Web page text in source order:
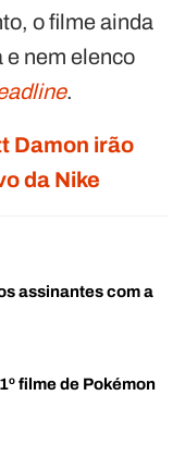
o filme ainda
e nem elenco
.
Damon irão
da Nike
assinantes com a
filme de Pokémon